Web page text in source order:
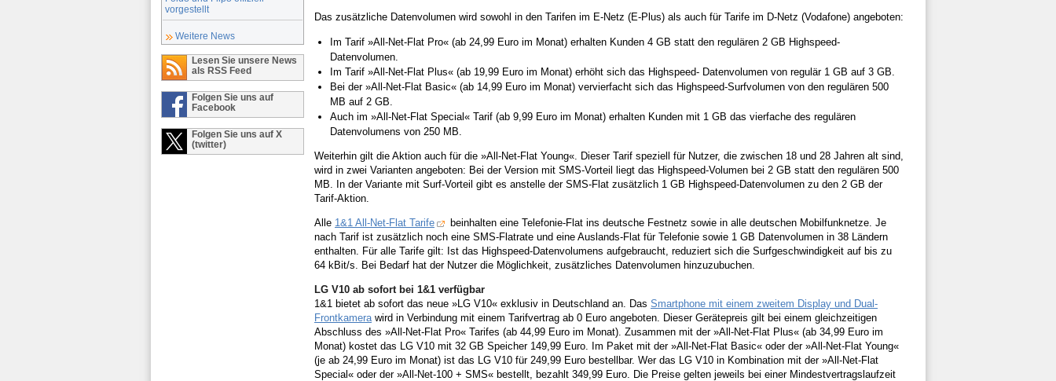
vorgestellt
Weitere News
Lesen Sie unsere News
als RSS Feed
Folgen Sie uns auf
Facebook
Folgen Sie uns auf X
(twitter)
Das zusätzliche Datenvolumen wird sowohl in den Tarifen im E-Netz (E-Plus) als auch für Tarife im D-Netz (Vodafone) angeboten:
Im Tarif »All-Net-Flat Pro« (ab 24,99 Euro im Monat) erhalten Kunden 4 GB statt den regulären 2 GB Highspeed-
Datenvolumen.
Im Tarif »All-Net-Flat Plus« (ab 19,99 Euro im Monat) erhöht sich das Highspeed- Datenvolumen von regulär 1 GB auf 3 GB.
Bei der »All-Net-Flat Basic« (ab 14,99 Euro im Monat) vervierfacht sich das Highspeed-Surfvolumen von den regulären 500
MB auf 2 GB.
Auch im »All-Net-Flat Special« Tarif (ab 9,99 Euro im Monat) erhalten Kunden mit 1 GB das vierfache des regulären
Datenvolumens von 250 MB.
Weiterhin gilt die Aktion auch für die »All-Net-Flat Young«. Dieser Tarif speziell für Nutzer, die zwischen 18 und 28 Jahren alt sind,
wird in zwei Varianten angeboten: Bei der Version mit SMS-Vorteil liegt das Highspeed-Volumen bei 2 GB statt den regulären 500
MB. In der Variante mit Surf-Vorteil gibt es anstelle der SMS-Flat zusätzlich 1 GB Highspeed-Datenvolumen zu den 2 GB der
Tarif-Aktion.
Alle 1&1 All-Net-Flat Tarife
beinhalten eine Telefonie-Flat ins deutsche Festnetz sowie in alle deutschen Mobilfunknetze. Je
nach Tarif ist zusätzlich noch eine SMS-Flatrate und eine Auslands-Flat für Telefonie sowie 1 GB Datenvolumen in 38 Ländern
enthalten. Für alle Tarife gilt: Ist das Highspeed-Datenvolumens aufgebraucht, reduziert sich die Surfgeschwindigkeit auf bis zu
64 kBit/s. Bei Bedarf hat der Nutzer die Möglichkeit, zusätzliches Datenvolumen hinzuzubuchen.
LG V10 ab sofort bei 1&1 verfügbar
1&1 bietet ab sofort das neue »LG V10« exklusiv in Deutschland an. Das Smartphone mit einem zweitem Display und Dual-
Frontkamera wird in Verbindung mit einem Tarifvertrag ab 0 Euro angeboten. Dieser Gerätepreis gilt bei einem gleichzeitigen
Abschluss des »All-Net-Flat Pro« Tarifes (ab 44,99 Euro im Monat). Zusammen mit der »All-Net-Flat Plus« (ab 34,99 Euro im
Monat) kostet das LG V10 mit 32 GB Speicher 149,99 Euro. Im Paket mit der »All-Net-Flat Basic« oder der »All-Net-Flat Young«
(je ab 24,99 Euro im Monat) ist das LG V10 für 249,99 Euro bestellbar. Wer das LG V10 in Kombination mit der »All-Net-Flat
Special« oder der »All-Net-100 + SMS« bestellt, bezahlt 349,99 Euro. Die Preise gelten jeweils bei einer Mindestvertragslaufzeit